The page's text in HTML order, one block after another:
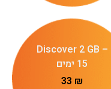
Discover 2 GB –
15 ימים
33 ₪